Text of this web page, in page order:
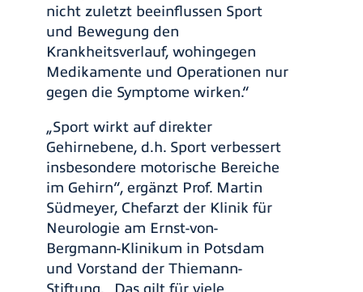
nicht zuletzt beeinflussen Sport
und Bewegung den
Krankheitsverlauf, wohingegen
Medikamente und Operationen nur
gegen die Symptome wirken.“
„Sport wirkt auf direkter
Gehirnebene, d.h. Sport verbessert
insbesondere motorische Bereiche
im Gehirn“, ergänzt Prof. Martin
Südmeyer, Chefarzt der Klinik für
Neurologie am Ernst-von-
Bergmann-Klinikum in Potsdam
und Vorstand der Thiemann-
Stiftung. „Das gilt für viele